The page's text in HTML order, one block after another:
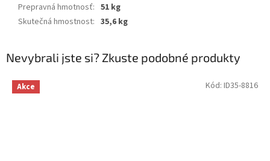
Prepravná hmotnosť: 51 kg
Skutečná hmostnost: 35,6 kg
Nevybrali jste si? Zkuste podobné produkty
Akce Kód: ID35-8816